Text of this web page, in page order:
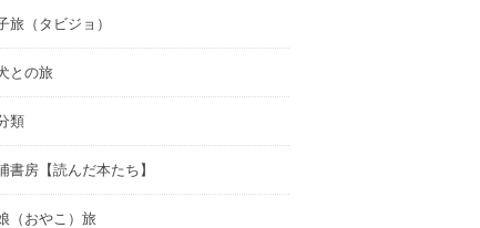
旅（タビジョ）
との旅
類
書房【読んだ本たち】
（おやこ）旅